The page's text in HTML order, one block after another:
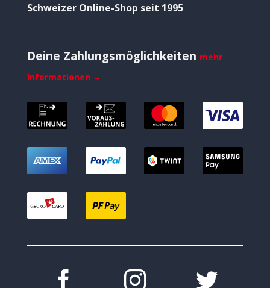
Schweizer Online-Shop seit 1995
Deine Zahlungsmöglichkeiten mehr
Informationen →